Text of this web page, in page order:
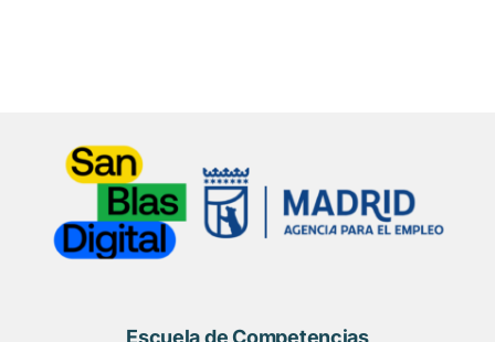
Escuela de Competencias